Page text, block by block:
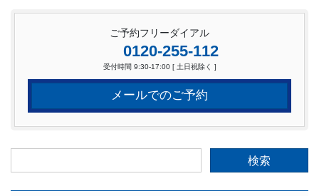
ご予約フリーダイアル
0120-255-112
受付時間 9:30-17:00 [ 土日祝除く ]
メールでのご予約
索: